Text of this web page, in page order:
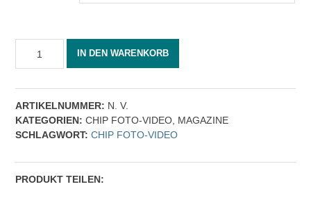
FOTO-
07/2024
[Digital]
Menge
IN DEN WARENKORB
ARTIKELNUMMER: N. V.
KATEGORIEN: CHIP FOTO-VIDEO MAGAZINE
SCHLAGWORT: CHIP FOTO-VIDEO
PRODUKT TEILEN: